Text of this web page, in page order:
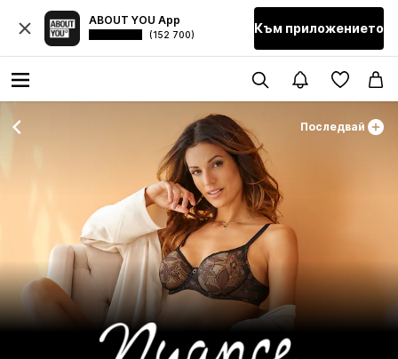
ABOUT YOU App
(152 700) Към приложението
Последвай